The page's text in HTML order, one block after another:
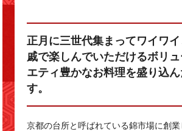
正月に三世代集まってワイワ
戚で楽しんでいただけるボリ
エティ豊かなお料理を盛り込
す。
京都の台所と呼ばれている錦市場に創